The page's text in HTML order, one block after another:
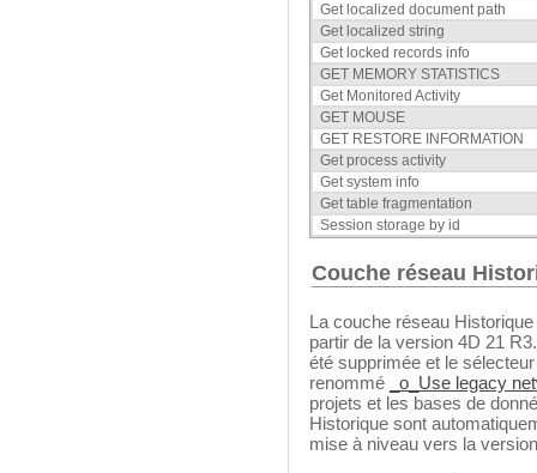
Get localized document path
Get localized string
Get locked records info
GET MEMORY STATISTICS
Get Monitored Activity
GET MOUSE
GET RESTORE INFORMATION
Get process activity
Get system info
Get table fragmentation
Session storage by id
Couche réseau
La couche réseau Historique
partir de la version 4D 21
été supprimée et le
renommé
_o_Use legacy
projets et les bases de
Historique sont
mise à niveau vers la